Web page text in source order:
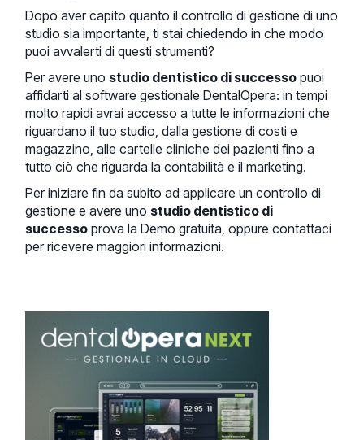
Dopo aver capito quanto il controllo di gestione di uno
studio sia importante, ti stai chiedendo in che modo
puoi avvalerti di questi strumenti?
Per avere uno studio dentistico di successo puoi
affidarti al software gestionale DentalOpera: in tempi
molto rapidi avrai accesso a tutte le informazioni che
riguardano il tuo studio, dalla gestione di costi e
magazzino, alle cartelle cliniche dei pazienti fino a
tutto ciò che riguarda la contabilità e il marketing.
Per iniziare fin da subito ad applicare un controllo di
gestione e avere uno studio dentistico di
successo prova la Demo gratuita, oppure contattaci
per ricevere maggiori informazioni.